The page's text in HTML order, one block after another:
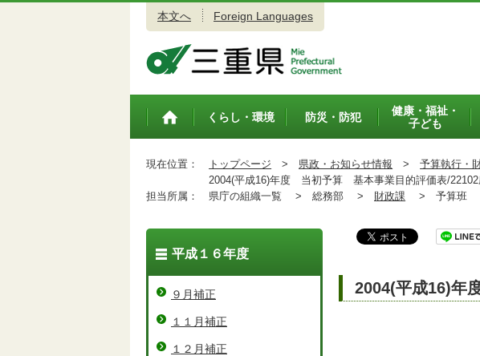
本文へ Foreign Languages
トップペ
くらし・環境 防災・防犯
健康・福祉・
子ども
現在位置： トップページ > 県政・お知らせ情報 > 予算執行・
2004(平成16)年度 当初予算 基本事業目的評価表/22102
担当所属：
県庁の組織一覧 > 総務部 > 財政課 > 予算班
2004(平成16)
平成１６年度
９月補正
１１月補正
１２月補正